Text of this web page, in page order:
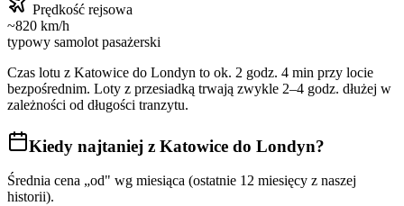
Prędkość rejsowa
~820 km/h
typowy samolot pasażerski
Czas lotu z Katowice do Londyn to ok. 2 godz. 4 min przy locie
bezpośrednim. Loty z przesiadką trwają zwykle 2–4 godz. dłużej w
zależności od długości tranzytu.
Kiedy najtaniej z Katowice do Londyn?
Średnia cena „od" wg miesiąca (ostatnie 12 miesięcy z naszej
historii).